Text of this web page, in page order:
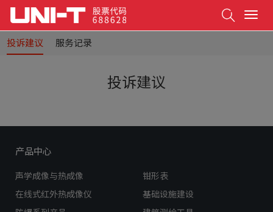
T
o
i
投诉建议 服务记录
投诉建议
产品中心
声学成像与热成像
在线式红外热成像仪
钳形表
基础设施建设